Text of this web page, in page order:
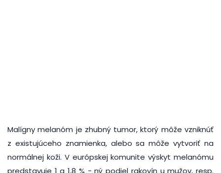
Malígny melanóm je zhubný tumor, ktorý môže vzniknúť
z existujúceho znamienka, alebo sa môže vytvoriť na
normálnej koži. V európskej komunite výskyt melanómu
predstavuje 1 a 1,8 % - ný podiel rakovín u mužov, resp.